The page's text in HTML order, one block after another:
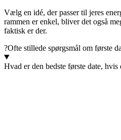
Vælg en idé, der passer til jeres
rammen er enkel, bliver det også
faktisk er der.
?Ofte stillede spørgsmål om første
Hvad er den bedste første date,